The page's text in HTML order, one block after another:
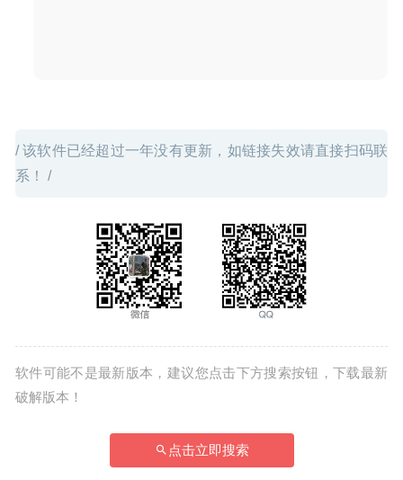
/ 该软件已经超过一年没有更新，如链接失效请直接扫码联
系！ /
软件可能不是最新版本，建议您点击下方搜索按钮，下载最新
破解版本！
点击立即搜索